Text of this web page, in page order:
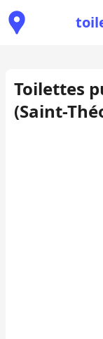
Toilettes
(Saint-